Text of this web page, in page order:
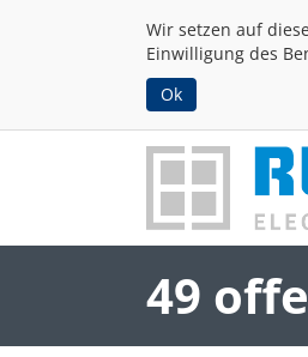
Wir setzen auf
Einwilligung des
Ok
49